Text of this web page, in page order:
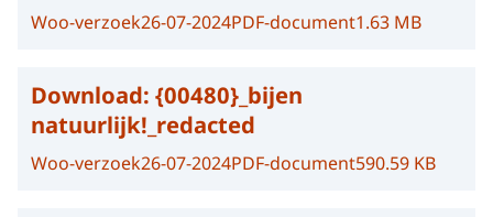
Woo-verzoek26-07-2024PDF-document1.63 MB
Download: {00480}_bijen
natuurlijk!_redacted
Woo-verzoek26-07-2024PDF-document590.59 KB